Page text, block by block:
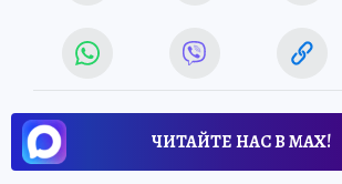
ЧИТАЙТЕ НАС В МАХ!